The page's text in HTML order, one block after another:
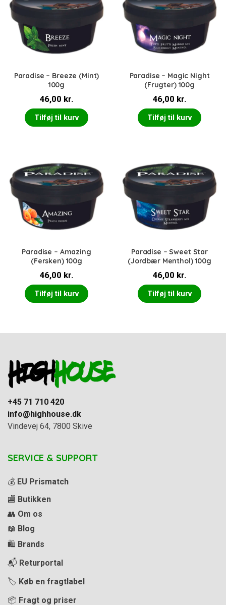
Paradise – Breeze (Mint)
100g
46,00 kr.
Tilføj til kurv
Paradise – Magic Night
(Frugter) 100g
46,00 kr.
Tilføj til kurv
Paradise – Amazing
(Fersken) 100g
46,00 kr.
Tilføj til kurv
Paradise – Sweet Star
(Jordbær Menthol) 100g
46,00 kr.
Tilføj til kurv
+45 71 710 420
info@highhouse.dk
Vindevej 64, 7800 Skive
SERVICE & SUPPORT
💰 EU Prismatch
🏬 Butikken
👥 Om os
📖 Blog
🛍️ Brands
📬 Returportal
🏷️ Køb en fragtlabel
📦 Fragt og priser